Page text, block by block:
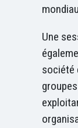
Une
société